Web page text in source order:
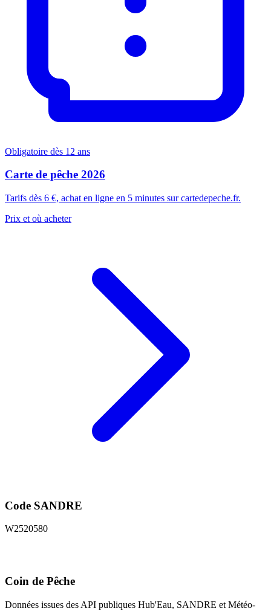
Obligatoire dès 12 ans
Carte de pêche 2026
Tarifs dès 6 €, achat en ligne en 5 minutes sur cartedepeche.fr.
Prix et où acheter
Code SANDRE
W2520580
Coin de Pêche
Données issues des API publiques Hub'Eau, SANDRE et Météo-